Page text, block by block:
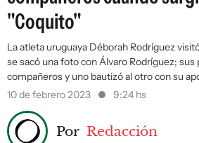
"Coquito"
La atleta uruguaya Déborah Rodríguez
se sacó una foto con Álvaro Rodríguez;
compañeros y uno bautizó al otro con su
10 de febrero 2023
9:24 hs
Por Redacción